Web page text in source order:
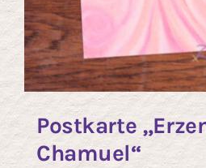
Postkarte
Chamuel“